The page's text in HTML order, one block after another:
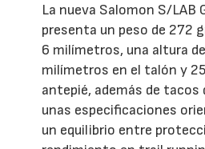
La nueva Salomon S/LAB
presenta un peso de 272
6 milímetros, una altura
milímetros en el talón y
antepié, además de tacos
unas especificaciones
un equilibrio entre